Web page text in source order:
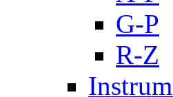
G-P
R-Z